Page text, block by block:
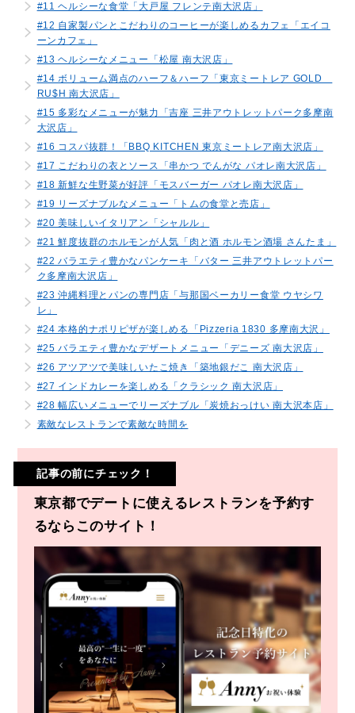
#11 ヘルシーな食堂「大戸屋 フレンテ南大沢店」
#12 自家製パンとこだわりのコーヒーが楽しめるカフェ「エイコ
ーンカフェ」
#13 ヘルシーなメニュー「松屋 南大沢店」
#14 ボリューム満点のハーフ＆ハーフ「東京ミートレア GOLD
RU$H 南大沢店」
#15 多彩なメニューが魅力「吉座 三井アウトレットパーク多摩南
大沢店」
#16 コスパ抜群！「BBQ KITCHEN 東京ミートレア南大沢店」
#17 こだわりの衣とソース「串かつ でんがな パオレ南大沢店」
#18 新鮮な生野菜が好評「モスバーガー パオレ南大沢店」
#19 リーズナブルなメニュー「トムの食堂と売店」
#20 美味しいイタリアン「シャルル」
#21 鮮度抜群のホルモンが人気「肉と酒 ホルモン酒場 さんたま」
#22 バラエティ豊かなパンケーキ「バター 三井アウトレットパー
ク多摩南大沢店」
#23 沖縄料理とパンの専門店「与那国ベーカリー食堂 ウヤシワ
レ」
#24 本格的ナポリピザが楽しめる「Pizzeria 1830 多摩南大沢」
#25 バラエティ豊かなデザートメニュー「デニーズ 南大沢店」
#26 アツアツで美味しいたこ焼き「築地銀だこ 南大沢店」
#27 インドカレーを楽しめる「クラシック 南大沢店」
#28 幅広いメニューでリーズナブル「炭焼おっけい 南大沢本店」
素敵なレストランで素敵な時間を
記事の前にチェック！
東京都でデートに使えるレストランを予約す
るならこのサイト！